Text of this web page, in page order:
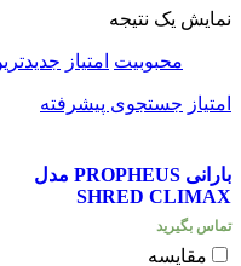
نمایش یک نتیجه
محبوبیت امتیاز
امتیاز جستجوی پیشرفته
بارانی PROPHEUS مدل
SHRED CLIMAX
تماس بگیرید
مقایسه